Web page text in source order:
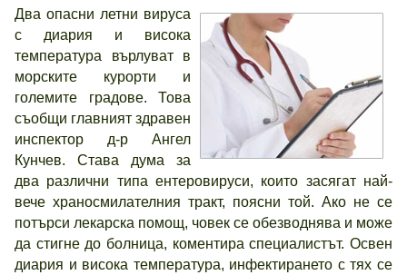
Два опасни летни вируса
с диария и висока
температура върлуват в
морските курорти и
големите градове. Това
съобщи главният здравен
инспектор д-р Ангел
Кунчев. Става дума за
два различни типа ентеровируси, които засягат най-
вече храносмилателния тракт, поясни той. Ако не се
потърси лекарска помощ, човек се обезводнява и може
да стигне до болница, коментира специалистът. Освен
диария и висока температура, инфектирането с тях се